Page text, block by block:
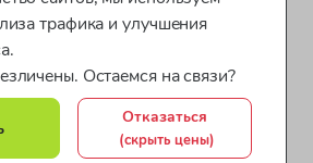
Huppa / Комбинезон
утепленный для мальчика
трафика и улучшения
Остаемся на связи?
Отказаться
(скрыть цены)